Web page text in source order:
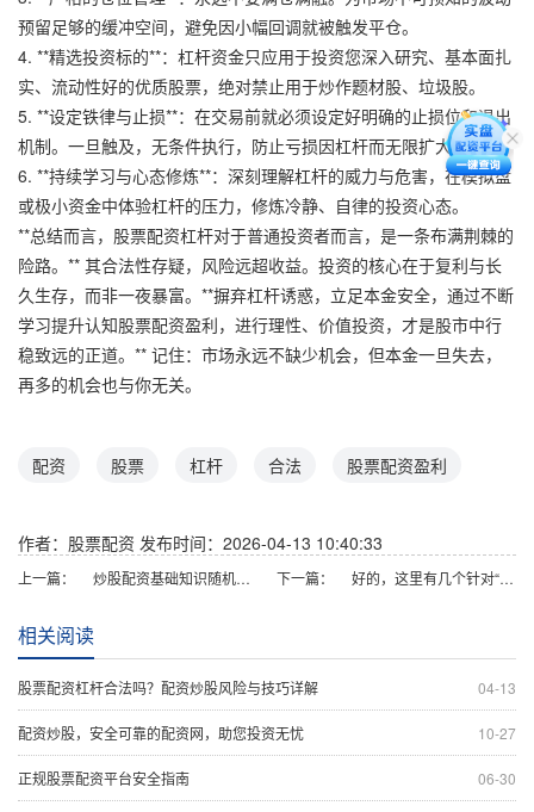
预留足够的缓冲空间，避免因小幅回调就被触发平仓。
4. **精选投资标的**：杠杆资金只应用于投资您深入研究、基本面扎
实、流动性好的优质股票，绝对禁止用于炒作题材股、垃圾股。
5. **设定铁律与止损**：在交易前就必须设定好明确的止损位和退出
机制。一旦触及，无条件执行，防止亏损因杠杆而无限扩大。
6. **持续学习与心态修炼**：深刻理解杠杆的威力与危害，在模拟盘
或极小资金中体验杠杆的压力，修炼冷静、自律的投资心态。
**总结而言，股票配资杠杆对于普通投资者而言，是一条布满荆棘的
险路。** 其合法性存疑，风险远超收益。投资的核心在于复利与长
久生存，而非一夜暴富。**摒弃杠杆诱惑，立足本金安全，通过不断
学习提升认知股票配资盈利，进行理性、价值投资，才是股市中行
稳致远的正道。** 记住：市场永远不缺少机会，但本金一旦失去，
再多的机会也与你无关。
配资 股票 杠杆 合法 股票配资盈利
作者：股票配资 发布时间：2026-04-13 10:40:33
上一篇： 炒股配资基础知识随机生成介绍 / 分析 / 如何判断 / 风险适合网站发布不超30字的标题 下一篇： 好的，这里有几个针对“新手炒股配资平台”关键词，并符合百度收录规则的标题建议（均控制在以内）：
相关阅读
04-13
股票配资杠杆合法吗？配资炒股风险与技巧详解
10-27
配资炒股，安全可靠的配资网，助您投资无忧
06-30
正规股票配资平台安全指南